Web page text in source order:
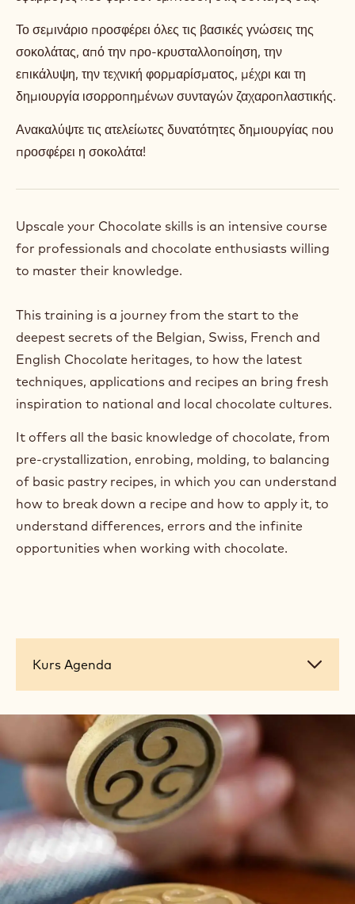
Το σεμινάριο προσφέρει όλες τις βασικές γνώσεις της
σοκολάτας, από την προ-κρυσταλλοποίηση, την
επικάλυψη, την τεχνική φορμαρίσματος, μέχρι και τη
δημιουργία ισορροπημένων συνταγών ζαχαροπλαστικής.
Ανακαλύψτε τις ατελείωτες δυνατότητες δημιουργίας που
προσφέρει η σοκολάτα!
Upscale your Chocolate skills is an intensive course
for professionals and chocolate enthusiasts willing
to master their knowledge.
This training is a journey from the start to the
deepest secrets of the Belgian, Swiss, French and
English Chocolate heritages, to how the latest
techniques, applications and recipes an bring fresh
inspiration to national and local chocolate cultures.
It offers all the basic knowledge of chocolate, from
pre-crystallization, enrobing, molding, to balancing
of basic pastry recipes, in which you can understand
how to break down a recipe and how to apply it, to
understand differences, errors and the infinite
opportunities when working with chocolate.
Kurs
Kurs Agenda